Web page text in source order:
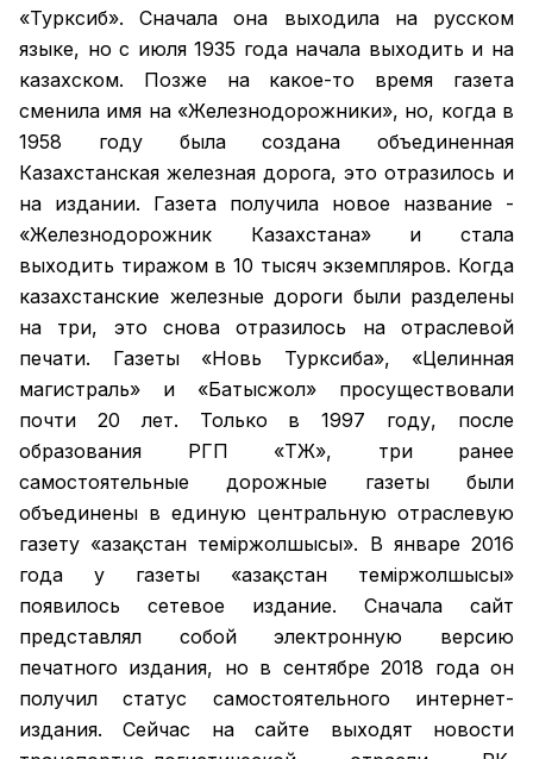
«Турксиб». Сначала она выходила на русском
языке, но с июля 1935 года начала выходить и на
казахском. Позже на какое-то время газета
сменила имя на «Железнодорожники», но, когда в
1958 году была создана объединенная
Казахстанская железная дорога, это отразилось и
на издании. Газета получила новое название -
«Железнодорожник Казахстана» и стала
выходить тиражом в 10 тысяч экземпляров. Когда
казахстанские железные дороги были разделены
на три, это снова отразилось на отраслевой
печати. Газеты «Новь Турксиба», «Целинная
магистраль» и «Батысжол» просуществовали
почти 20 лет. Только в 1997 году, после
образования РГП «ҚТЖ», три ранее
самостоятельные дорожные газеты были
объединены в единую центральную отраслевую
газету «Қазақстан темiржолшысы». В январе 2016
года у газеты «Қазақстан теміржолшысы»
появилось сетевое издание. Сначала сайт
представлял собой электронную версию
печатного издания, но в сентябре 2018 года он
получил статус самостоятельного интернет-
издания. Сейчас на сайте выходят новости